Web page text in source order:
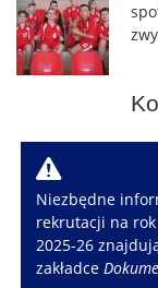
W
Niezbędne
rekrutacji na
2025-26
zakładce